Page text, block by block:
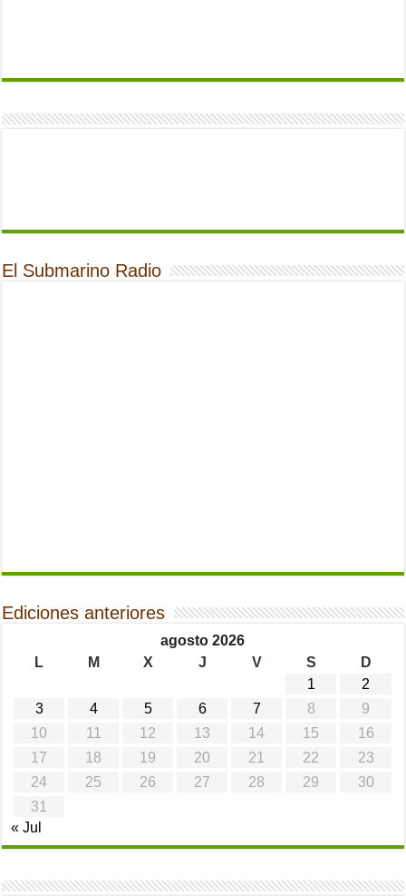
El Submarino Radio
Ediciones anteriores
agosto 2026
L
M X J V S
D
1
2
3
4 5 6 7 8
9
10
11 12 13 14 15
16
17
18 19 20 21 22
23
24
25 26 27 28 29
30
31
« Jul